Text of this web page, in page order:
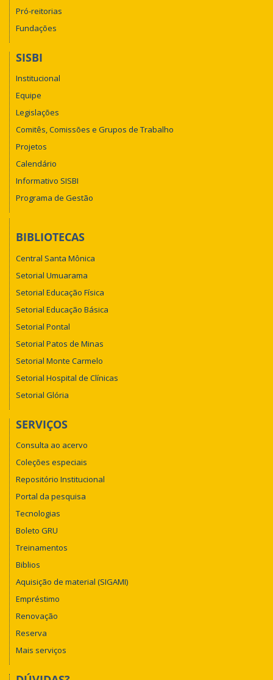
Pró-reitorias
Fundações
SISBI
Institucional
Equipe
Legislações
Comitês, Comissões e Grupos de Trabalho
Projetos
Calendário
Informativo SISBI
Programa de Gestão
BIBLIOTECAS
Central Santa Mônica
Setorial Umuarama
Setorial Educação Física
Setorial Educação Básica
Setorial Pontal
Setorial Patos de Minas
Setorial Monte Carmelo
Setorial Hospital de Clínicas
Setorial Glória
SERVIÇOS
Consulta ao acervo
Coleções especiais
Repositório Institucional
Portal da pesquisa
Tecnologias
Boleto GRU
Treinamentos
Biblios
Aquisição de material (SIGAMI)
Empréstimo
Renovação
Reserva
Mais serviços